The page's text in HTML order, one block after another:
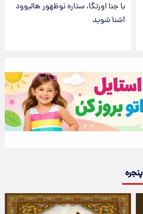
با جنا اورتگا، ستاره نوظهور هالیوود
آشنا شوید
پنجره